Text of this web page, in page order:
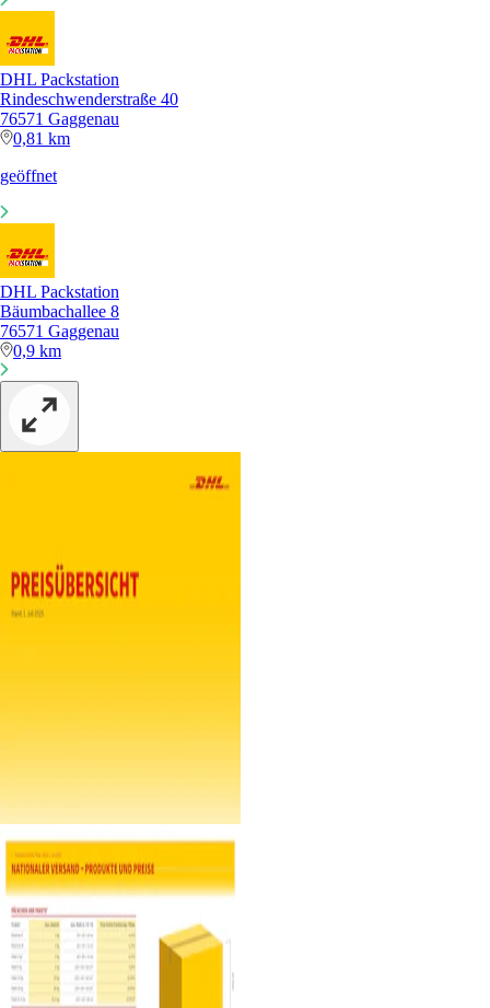
DHL Packstation
Rindeschwenderstraße 40
76571 Gaggenau
0,81 km
geöffnet
DHL Packstation
Bäumbachallee 8
76571 Gaggenau
0,9 km